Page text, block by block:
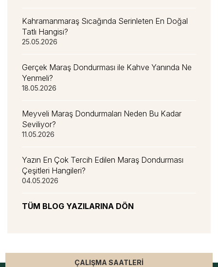
Kahramanmaraş Sıcağında Serinleten En Doğal
Tatlı Hangisi?
25.05.2026
Gerçek Maraş Dondurması ile Kahve Yanında Ne
Yenmeli?
18.05.2026
Meyveli Maraş Dondurmaları Neden Bu Kadar
Seviliyor?
11.05.2026
Yazın En Çok Tercih Edilen Maraş Dondurması
Çeşitleri Hangileri?
04.05.2026
TÜM BLOG YAZILARINA DÖN
ÇALIŞMA SAATLERİ